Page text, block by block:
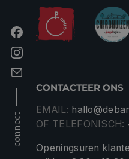
connect
CONTACTEER ONS
EMAIL:
OF TELEFONISCH:
Openingsuren